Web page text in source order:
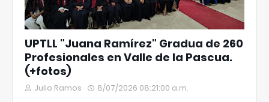
UPTLL "Juana Ramírez" Gradua de 260
Profesionales en Valle de la Pascua.
(+fotos)
Julio Ramos 8/07/2026 08:21:00 a.m.